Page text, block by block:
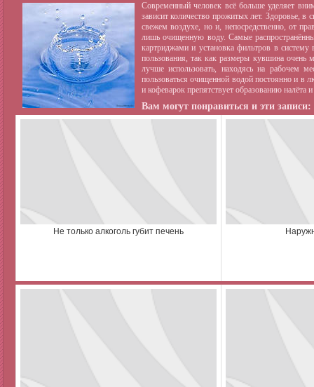
Современный человек всё больше уделяет
зависит количество прожитых лет. Здоровье, в
свежем воздухе, но и, непосредственно, от
лишь очищенную воду. Самые
картриджами и установка фильтров в
пользования, так как размеры кувшина очень
лучше использовать, находясь на рабочем
пользоваться очищенной водой постоянно и в
и кофеварок препятствует образованию налёта
Вам могут понравиться и эти записи:
Не только алкоголь губит печень